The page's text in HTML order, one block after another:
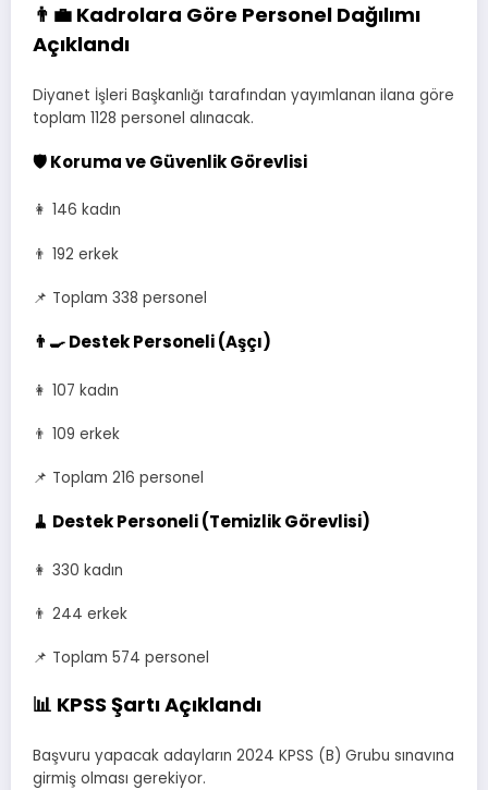
👨‍💼 Kadrolara Göre Personel Dağılımı
Açıklandı
Diyanet İşleri Başkanlığı tarafından yayımlanan ilana göre
toplam 1128 personel alınacak.
🛡️ Koruma ve Güvenlik Görevlisi
👩 146 kadın
👨 192 erkek
📌 Toplam 338 personel
👨‍🍳 Destek Personeli (Aşçı)
👩 107 kadın
👨 109 erkek
📌 Toplam 216 personel
🧹 Destek Personeli (Temizlik Görevlisi)
👩 330 kadın
👨 244 erkek
📌 Toplam 574 personel
📊 KPSS Şartı Açıklandı
Başvuru yapacak adayların 2024 KPSS (B) Grubu sınavına
girmiş olması gerekiyor.